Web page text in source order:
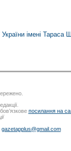
імені Тараса
посилання на
gazetapplus@gmail.com